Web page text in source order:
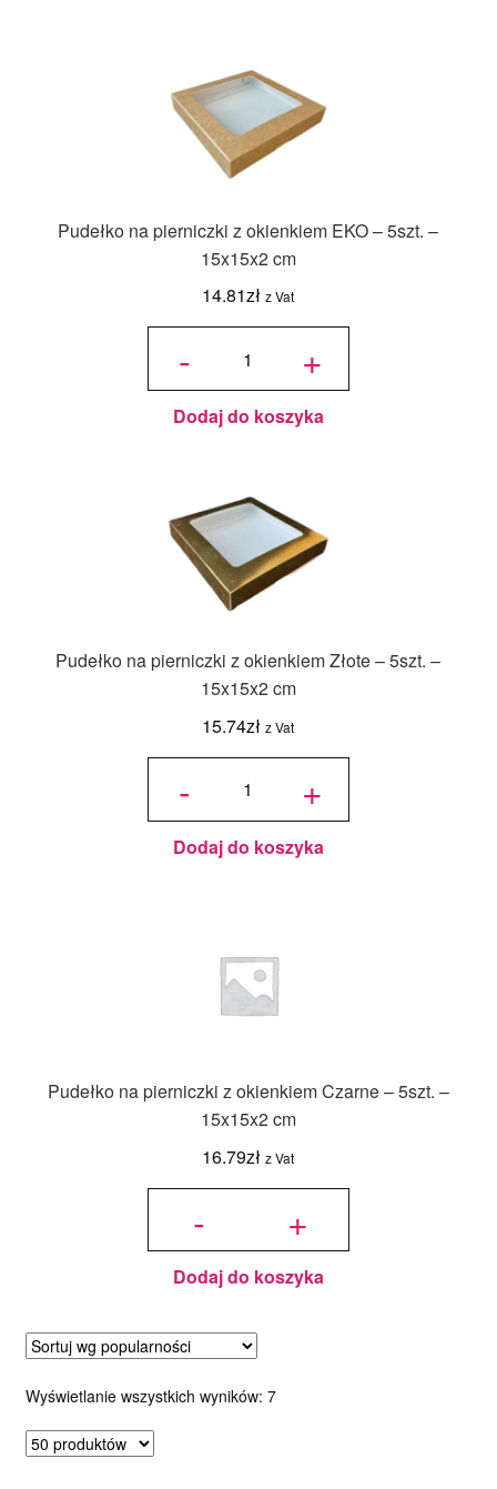
Pudełko na pierniczki z okienkiem EKO – 5szt. –
15x15x2 cm
14.81zł z Vat
-
ilość
pierniczki
z
okienkiem
EKO -
5szt. -
cm
+
Dodaj do koszyka
Pudełko na pierniczki z okienkiem Złote – 5szt. –
15x15x2 cm
15.74zł z Vat
-
ilość
pierniczki
z
okienkiem
Złote -
5szt. -
cm
+
Dodaj do koszyka
Pudełko na pierniczki z okienkiem Czarne – 5szt. –
15x15x2 cm
16.79zł z Vat
-
ilość
pierniczki
okienkiem
Czarne -
5szt. -
cm
+
Dodaj do koszyka
Wyświetlanie wszystkich wyników: 7Posortowane